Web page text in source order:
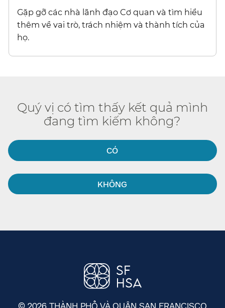
Gặp gỡ các nhà lãnh đạo Cơ quan và tìm hiểu
thêm về vai trò, trách nhiệm và thành tích của
họ.​​
Quý vị có tìm thấy kết quả mình
đang tìm kiếm không?​​
CÓ​​
KHÔNG​​
© 2026 THÀNH PHỐ VÀ QUẬN SAN FRANCISCO